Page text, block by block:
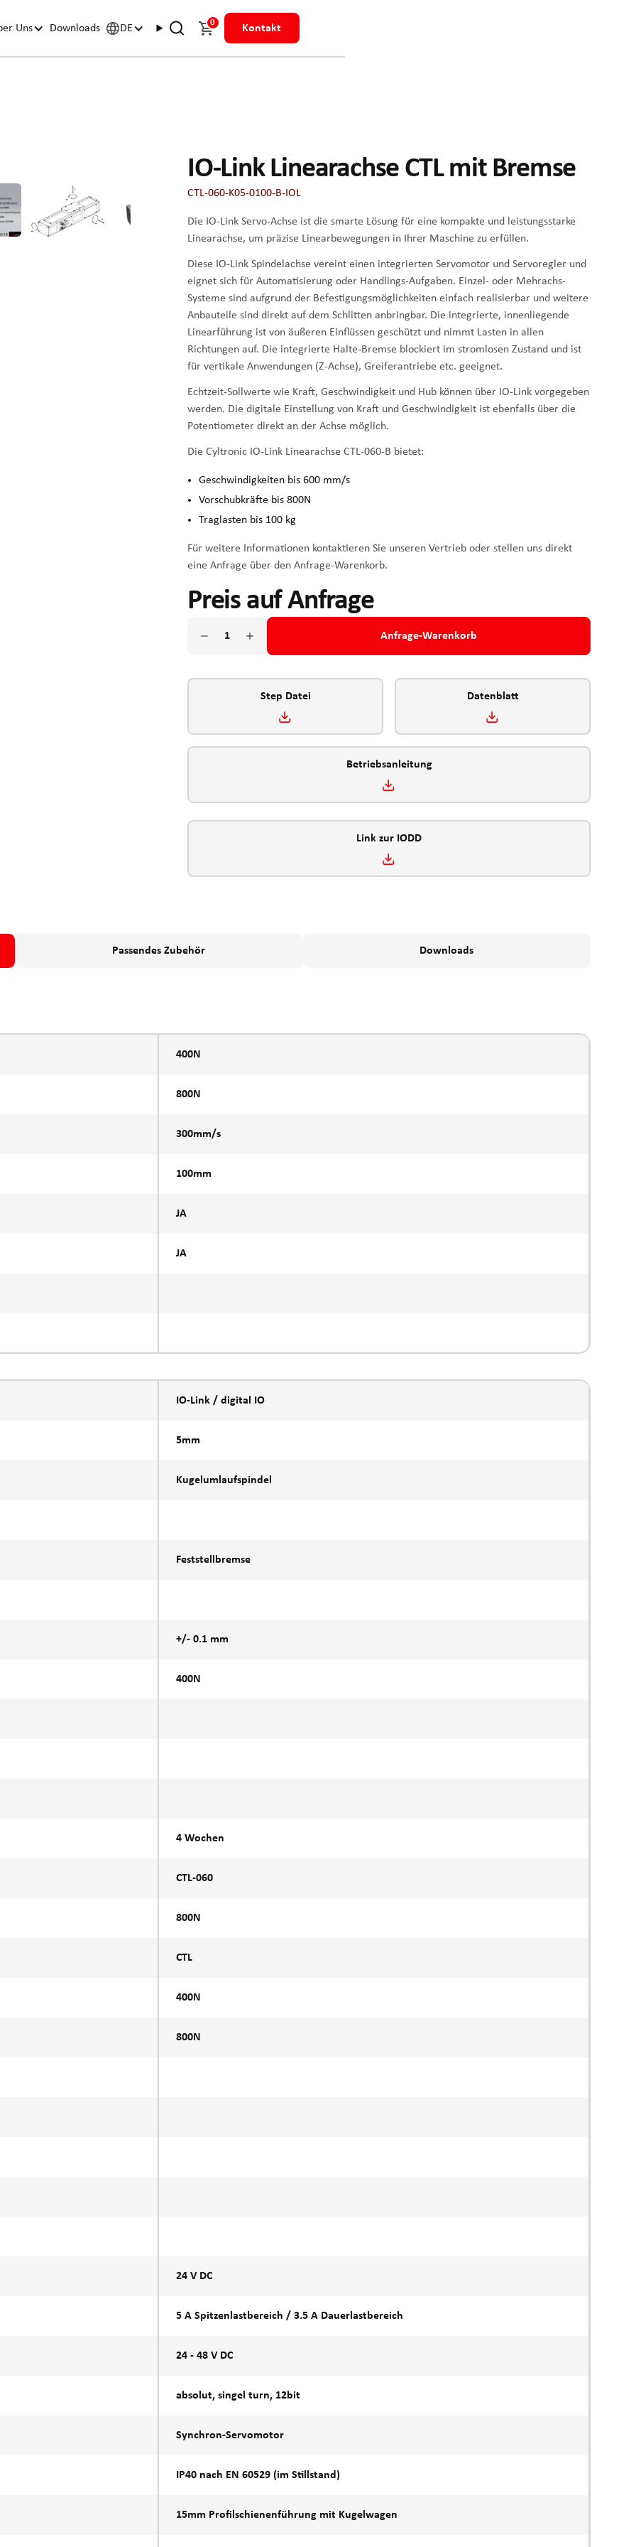
Uns Downloads DE 0 Kontakt
IO-Link Linearachse CTL mit Bremse
CTL-060-K05-0100-B-IOL
Die IO-Link Servo-Achse ist die smarte Lösung für eine kompakte und leistungsstarke
Linearachse, um präzise Linearbewegungen in Ihrer Maschine zu erfüllen.
Diese IO-Link Spindelachse vereint einen integrierten Servomotor und Servoregler und
eignet sich für Automatisierung oder Handlings-Aufgaben. Einzel- oder Mehrachs-
Systeme sind aufgrund der Befestigungsmöglichkeiten einfach realisierbar und weitere
Anbauteile sind direkt auf dem Schlitten anbringbar. Die integrierte, innenliegende
Linearführung ist von äußeren Einflüssen geschützt und nimmt Lasten in allen
Richtungen auf. Die integrierte Halte-Bremse blockiert im stromlosen Zustand und ist
für vertikale Anwendungen (Z-Achse), Greiferantriebe etc. geeignet.
Echtzeit-Sollwerte wie Kraft, Geschwindigkeit und Hub können über IO-Link vorgegeben
werden. Die digitale Einstellung von Kraft und Geschwindigkeit ist ebenfalls über die
Potentiometer direkt an der Achse möglich.
Die Cyltronic IO-Link Linearachse CTL-060-B bietet:
Geschwindigkeiten bis 600 mm/s
Vorschubkräfte bis 800N
Traglasten bis 100 kg
Für weitere Informationen kontaktieren Sie unseren Vertrieb oder stellen uns direkt
eine Anfrage über den Anfrage-Warenkorb.
Preis auf Anfrage
Anfrage-Warenkorb
Step Datei Datenblatt
Betriebsanleitung
Link zur IODD
Passendes Zubehör Downloads
400N
800N
300mm/s
100mm
JA
JA
IO-Link / digital IO
5mm
Kugelumlaufspindel
Feststellbremse
+/- 0.1 mm
400N
4 Wochen
CTL-060
800N
CTL
400N
800N
24 V DC
5 A Spitzenlastbereich / 3.5 A Dauerlastbereich
24 - 48 V DC
absolut, singel turn, 12bit
Synchron-Servomotor
IP40 nach EN 60529 (im Stillstand)
15mm Profilschienenführung mit Kugelwagen